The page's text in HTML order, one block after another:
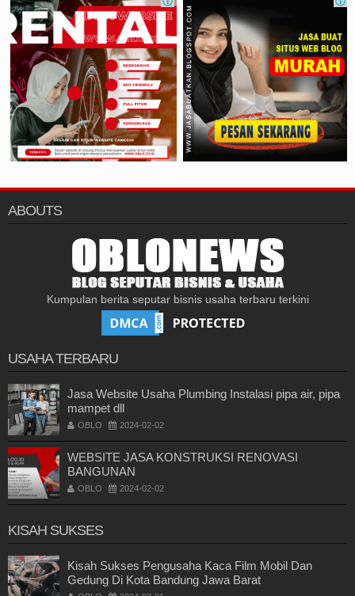
ABOUTS
Kumpulan berita seputar bisnis usaha terbaru terkini
USAHA TERBARU
Jasa Website Usaha Plumbing Instalasi pipa air, pipa
mampet dll
OBLO 2024-02-02
WEBSITE JASA KONSTRUKSI RENOVASI
BANGUNAN
OBLO 2024-02-02
KISAH SUKSES
Kisah Sukses Pengusaha Kaca Film Mobil Dan
Gedung Di Kota Bandung Jawa Barat